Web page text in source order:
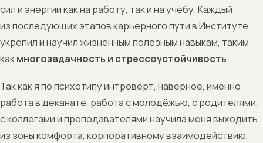
сил и энергии как на работу, так и на учёбу. Каждый
из последующих этапов карьерного пути в Институте
укрепил и научил жизненным полезным навыкам, таким
какмногозадачность и стрессоустойчивость.
Так как я по психотипу интроверт, наверное, именно
работа в деканате, работа с молодёжью, с родителями,
с коллегами и преподавателями научила меня выходить
из зоны комфорта, корпоративному взаимодействию,